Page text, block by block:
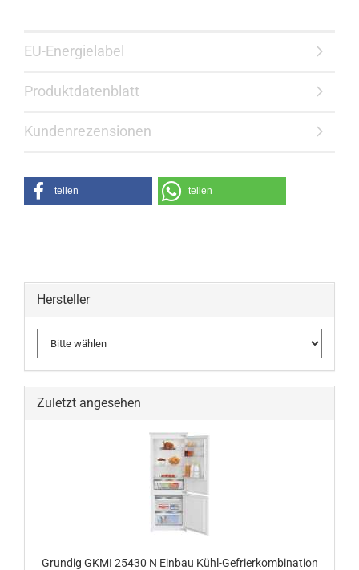
EU-Energielabel
Produktdatenblatt
Kundenrezensionen
teilen teilen
Hersteller
Zuletzt angesehen
Grundig GKMI 25430 N Einbau Kühl-Gefrierkombination